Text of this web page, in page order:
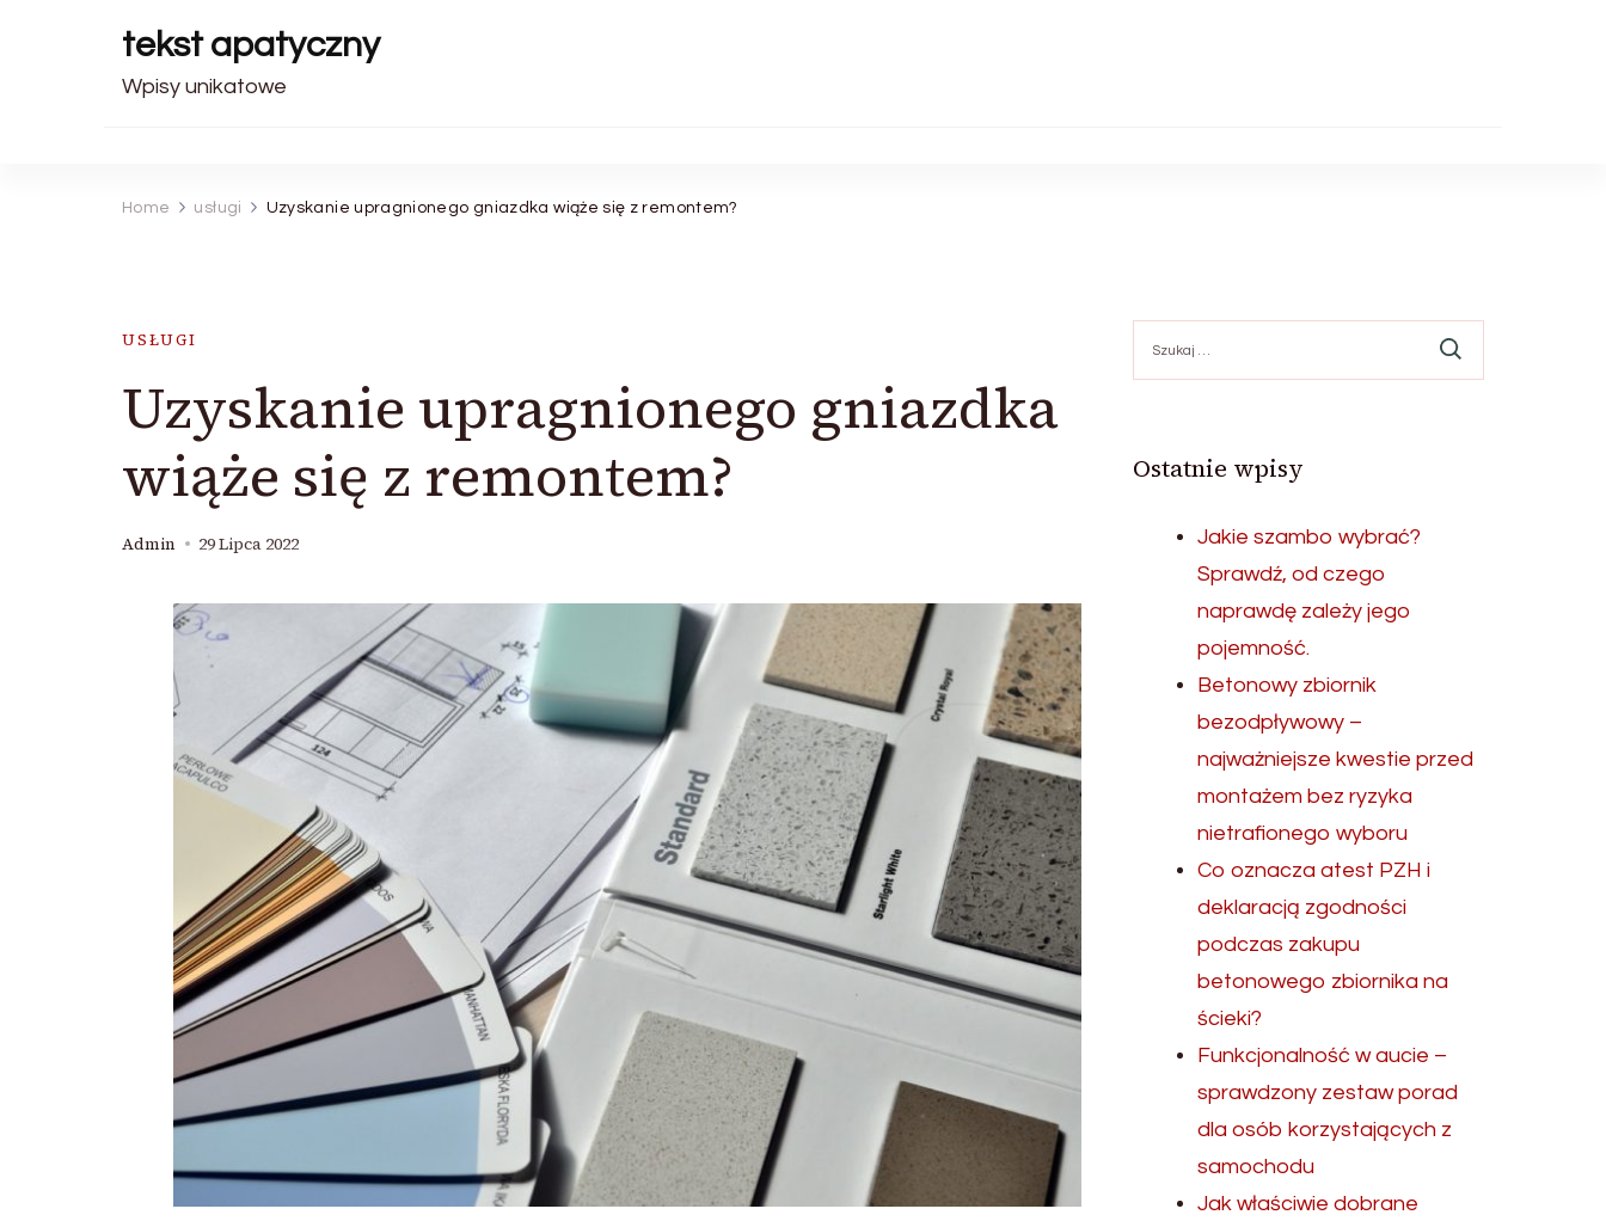
tekst apatyczny
Wpisy unikatowe
Home usługi Uzyskanie upragnionego gniazdka wiąże się z remontem?
USŁUGI
Uzyskanie upragnionego gniazdka
wiąże się z remontem?
Admin 29 Lipca 2022
Ostatnie wpisy
Jakie szambo wybrać?
Sprawdź, od czego
naprawdę zależy jego
pojemność.
Betonowy zbiornik
bezodpływowy –
najważniejsze kwestie przed
montażem bez ryzyka
nietrafionego wyboru
Co oznacza atest PZH i
deklaracją zgodności
podczas zakupu
betonowego zbiornika na
ścieki?
Funkcjonalność w aucie –
sprawdzony zestaw porad
dla osób korzystających z
samochodu
Jak właściwie dobrane